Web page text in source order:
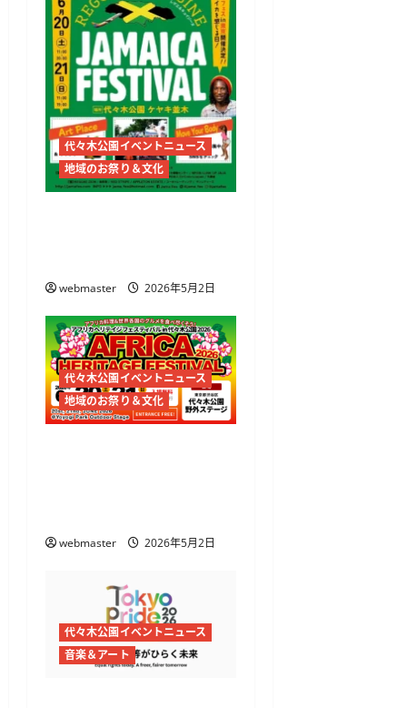
代々木公園イベントニュース
地域のお祭り＆文化
webmaster 2026年5月2日
代々木公園イベントニュース
地域のお祭り＆文化
webmaster 2026年5月2日
代々木公園イベントニュース
音楽＆アート